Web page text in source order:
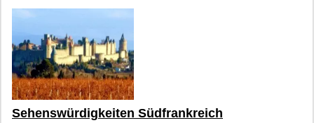
Sehenswürdigkeiten Südfrankreich